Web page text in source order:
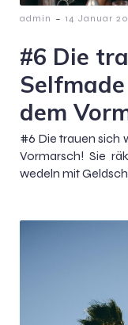
admin - 14 Januar
#6 Die
dem
#6 Die trauen sich
Vormarsch! Sie
wedeln mit